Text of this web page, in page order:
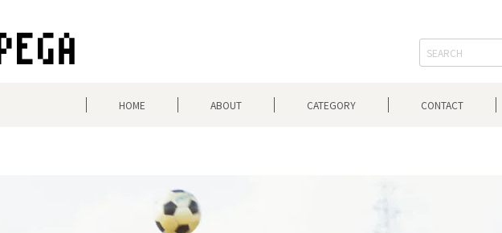
HOME ABOUT CATEGORY CONTACT